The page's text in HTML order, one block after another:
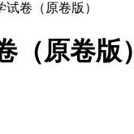
卷（原卷版）
（原卷版）